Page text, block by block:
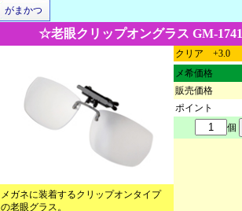
がまかつ
☆老眼クリップオングラス GM-1741
メガネに装着するクリップオンタイプ
の老眼グラス。
クリア +3.0
メ希価格
販売価格
ポイント
個